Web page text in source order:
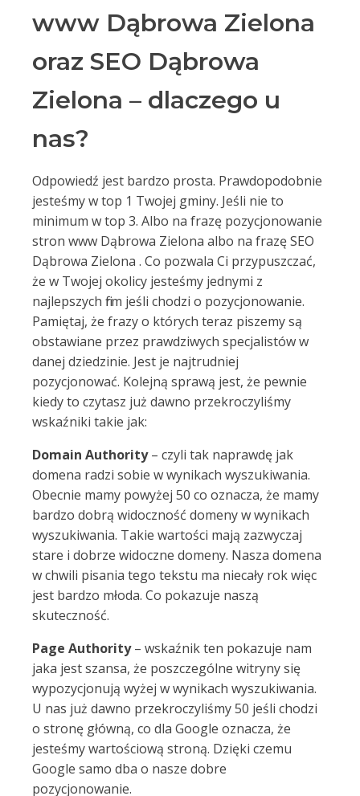
www Dąbrowa Zielona
oraz SEO Dąbrowa
Zielona – dlaczego u
nas?
Odpowiedź jest bardzo prosta. Prawdopodobnie
jesteśmy w top 1 Twojej gminy. Jeśli nie to
minimum w top 3. Albo na frazę pozycjonowanie
stron www Dąbrowa Zielona albo na frazę SEO
Dąbrowa Zielona . Co pozwala Ci przypuszczać,
że w Twojej okolicy jesteśmy jednymi z
najlepszych firm jeśli chodzi o pozycjonowanie.
Pamiętaj, że frazy o których teraz piszemy są
obstawiane przez prawdziwych specjalistów w
danej dziedzinie. Jest je najtrudniej
pozycjonować. Kolejną sprawą jest, że pewnie
kiedy to czytasz już dawno przekroczyliśmy
wskaźniki takie jak:
Domain Authority– czyli tak naprawdę jak
domena radzi sobie w wynikach wyszukiwania.
Obecnie mamy powyżej 50 co oznacza, że mamy
bardzo dobrą widoczność domeny w wynikach
wyszukiwania. Takie wartości mają zazwyczaj
stare i dobrze widoczne domeny. Nasza domena
w chwili pisania tego tekstu ma niecały rok więc
jest bardzo młoda. Co pokazuje naszą
skuteczność.
Page Authority– wskaźnik ten pokazuje nam
jaka jest szansa, że poszczególne witryny się
wypozycjonują wyżej w wynikach wyszukiwania.
U nas już dawno przekroczyliśmy 50 jeśli chodzi
o stronę główną, co dla Google oznacza, że
jesteśmy wartościową stroną. Dzięki czemu
Google samo dba o nasze dobre
pozycjonowanie.